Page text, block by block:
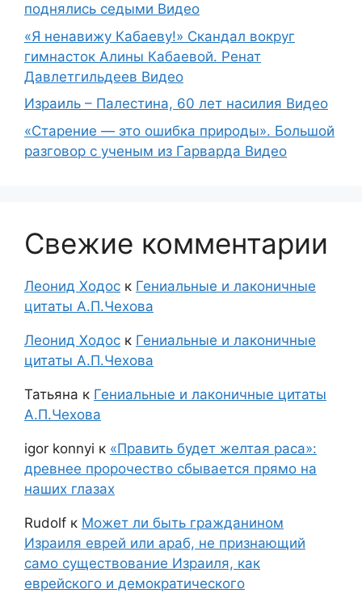
поднялись седыми Видео
«Я ненавижу Кабаеву!» Скандал вокруг
гимнасток Алины Кабаевой. Ренат
Давлетгильдеев Видео
Израиль – Палестина, 60 лет насилия Видео
«Старение — это ошибка природы». Большой
разговор с ученым из Гарварда Видео
Свежие комментарии
Леонид Ходос к Гениальные и лаконичные
цитаты А.П.Чехова
Леонид Ходос к Гениальные и лаконичные
цитаты А.П.Чехова
Татьяна к Гениальные и лаконичные цитаты
А.П.Чехова
igor konnyi к «Править будет желтая раса»:
древнее пророчество сбывается прямо на
наших глазах
Rudolf к Может ли быть гражданином
Израиля еврей или араб, не признающий
само существование Израиля, как
еврейского и демократического